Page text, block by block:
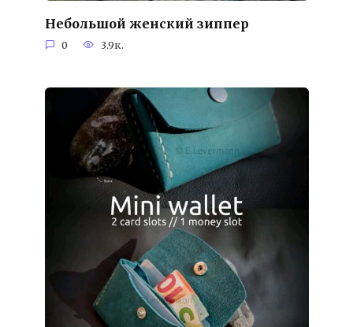
Небольшой женский зиппер
0 3.9к.